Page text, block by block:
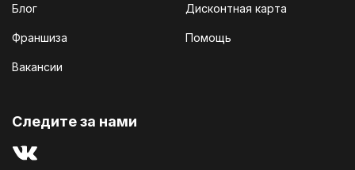
Блог
Франшиза
Вакансии
Дисконтная карта
Помощь
Cледите за нами